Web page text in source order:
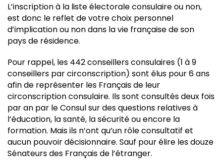
L’inscription à la liste électorale consulaire ou non,
est donc le reflet de votre choix personnel
d’implication ou non dans la vie française de son
pays de résidence.
Pour rappel, les 442 conseillers consulaires (1 à 9
conseillers par circonscription) sont élus pour 6 ans
afin de représenter les Français de leur
circonscription consulaire. Ils sont consultés deux fois
par an par le Consul sur des questions relatives à
l’éducation, la santé, la sécurité ou encore la
formation. Mais ils n’ont qu’un rôle consultatif et
aucun pouvoir décisionnaire. Sauf pour élire les douze
Sénateurs des Français de l’étranger.